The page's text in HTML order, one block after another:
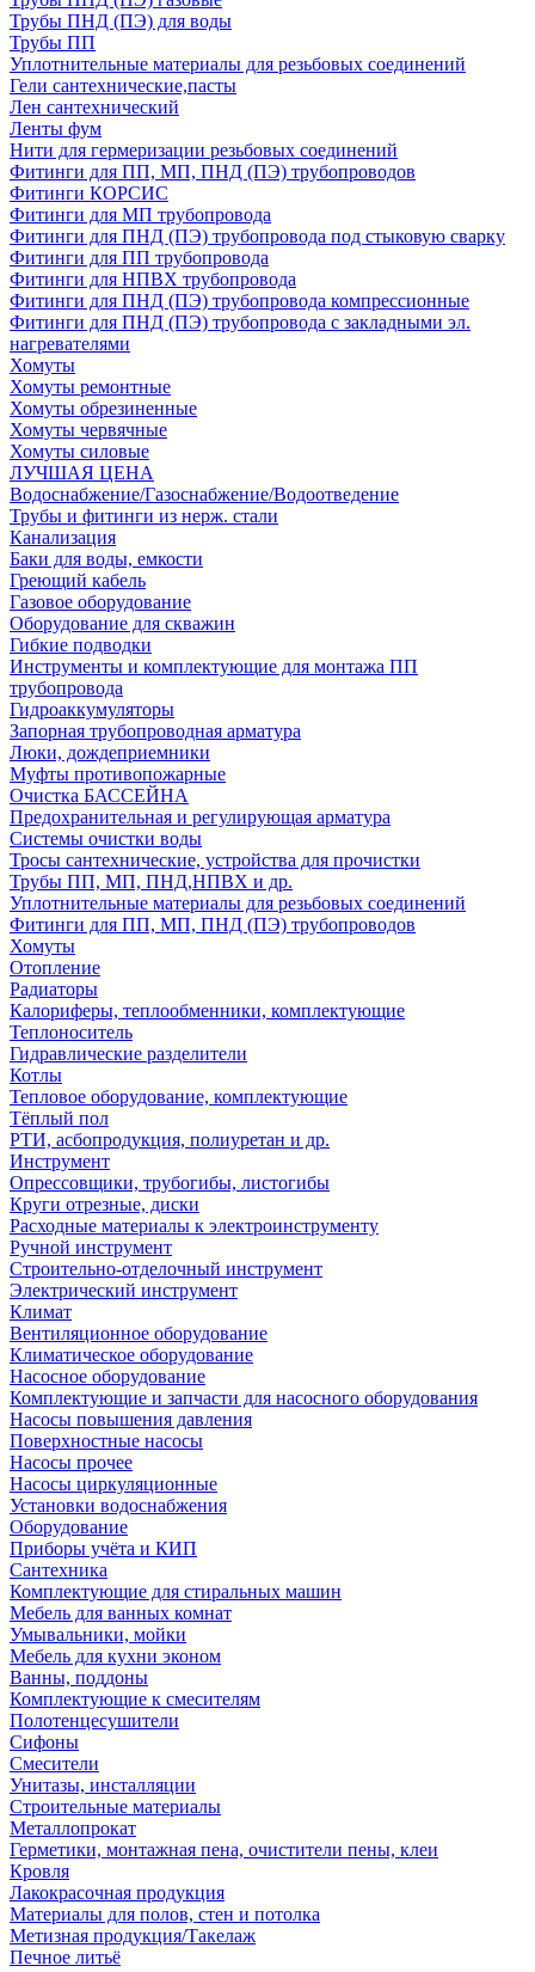
Трубы ПНД (ПЭ) для воды
Трубы ПП
Уплотнительные материалы для резьбовых соединений
Гели сантехнические,пасты
Лен сантехнический
Ленты фум
Нити для гермеризации резьбовых соединений
Фитинги для ПП, МП, ПНД (ПЭ) трубопроводов
Фитинги КОРСИС
Фитинги для МП трубопровода
Фитинги для ПНД (ПЭ) трубопровода под стыковую сварку
Фитинги для ПП трубопровода
Фитинги для НПВХ трубопровода
Фитинги для ПНД (ПЭ) трубопровода компрессионные
Фитинги для ПНД (ПЭ) трубопровода с закладными эл.
нагревателями
Хомуты
Хомуты ремонтные
Хомуты обрезиненные
Хомуты червячные
Хомуты силовые
ЛУЧШАЯ ЦЕНА
Водоснабжение/Газоснабжение/Водоотведение
Трубы и фитинги из нерж. стали
Канализация
Баки для воды, емкости
Греющий кабель
Газовое оборудование
Оборудование для скважин
Гибкие подводки
Инструменты и комплектующие для монтажа ПП
трубопровода
Гидроаккумуляторы
Запорная трубопроводная арматура
Люки, дождеприемники
Муфты противопожарные
Очистка БАССЕЙНА
Предохранительная и регулирующая арматура
Системы очистки воды
Тросы сантехнические, устройства для прочистки
Трубы ПП, МП, ПНД,НПВХ и др.
Уплотнительные материалы для резьбовых соединений
Фитинги для ПП, МП, ПНД (ПЭ) трубопроводов
Хомуты
Отопление
Радиаторы
Калориферы, теплообменники, комплектующие
Теплоноситель
Гидравлические разделители
Котлы
Тепловое оборудование, комплектующие
Тёплый пол
РТИ, асбопродукция, полиуретан и др.
Инструмент
Опрессовщики, трубогибы, листогибы
Круги отрезные, диски
Расходные материалы к электроинструменту
Ручной инструмент
Строительно-отделочный инструмент
Электрический инструмент
Климат
Вентиляционное оборудование
Климатическое оборудование
Насосное оборудование
Комплектующие и запчасти для насосного оборудования
Насосы повышения давления
Поверхностные насосы
Насосы прочее
Насосы циркуляционные
Установки водоснабжения
Оборудование
Приборы учёта и КИП
Сантехника
Комплектующие для стиральных машин
Мебель для ванных комнат
Умывальники, мойки
Мебель для кухни эконом
Ванны, поддоны
Комплектующие к смесителям
Полотенцесушители
Сифоны
Смесители
Унитазы, инсталляции
Строительные материалы
Металлопрокат
Герметики, монтажная пена, очистители пены, клеи
Кровля
Лакокрасочная продукция
Материалы для полов, стен и потолка
Метизная продукция/Такелаж
Печное литьё